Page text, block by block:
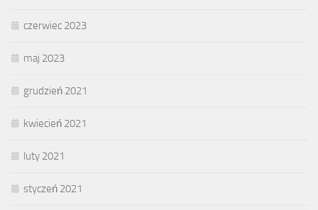
czerwiec 2023
maj 2023
grudzień 2021
kwiecień 2021
luty 2021
styczeń 2021